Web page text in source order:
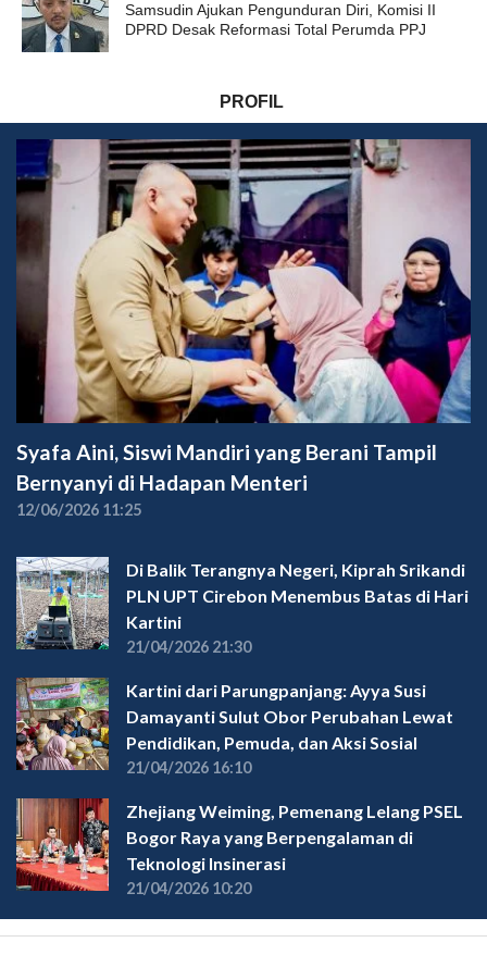
Samsudin Ajukan Pengunduran Diri, Komisi II
DPRD Desak Reformasi Total Perumda PPJ
PROFIL
Syafa Aini, Siswi Mandiri yang Berani Tampil
Bernyanyi di Hadapan Menteri
12/06/2026 11:25
Di Balik Terangnya Negeri, Kiprah Srikandi
PLN UPT Cirebon Menembus Batas di Hari
Kartini
21/04/2026 21:30
Kartini dari Parungpanjang: Ayya Susi
Damayanti Sulut Obor Perubahan Lewat
Pendidikan, Pemuda, dan Aksi Sosial
21/04/2026 16:10
Zhejiang Weiming, Pemenang Lelang PSEL
Bogor Raya yang Berpengalaman di
Teknologi Insinerasi
21/04/2026 10:20